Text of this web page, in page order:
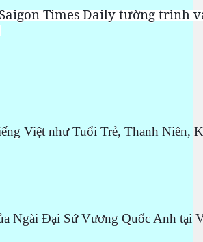
Times Daily tường trình
Việt như Tuổi Trẻ, Thanh Niên,
Ngài Đại Sứ Vương Quốc Anh tại